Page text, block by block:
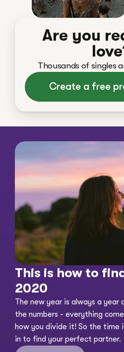
Are you
Thousands of singles
Create a free
This is how to
2020
The new year is always a year
the numbers - everything
how you divide it! So the time
in to find your perfect partner.